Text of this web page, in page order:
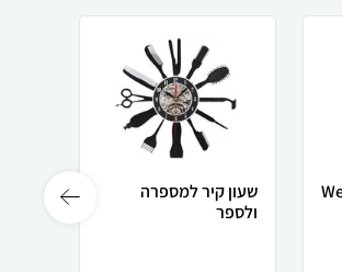
שעון קיר למספרה
ולספר